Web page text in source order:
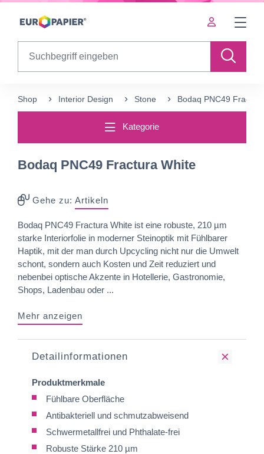
Table Of Content
Shop Interior Design Stone Bodaq PNC49
Kategorie
Bodaq PNC49 Fractura White
Gehe zu: Artikeln
Bodaq PNC49 Fractura White ist eine robuste, 210 µm
starke Interiorfolie in moderner Steinoptik mit Fühlbarer
Haptik, mit der man durch Upcycling nicht nur die Umwelt
schont, sondern auch Kosten und Zeit reduziert und
nebenbei optische Akzente in Hotellerie, Gastronomie,
Shops, Ladenbau oder ...
Mehr anzeigen
Detailinformationen
Produktmerkmale
Fühlbare Oberfläche
Antibakteriell und schmutzabweisend
Schwermetallfrei und Phthalate-frei
Robuste Stärke 210 µm